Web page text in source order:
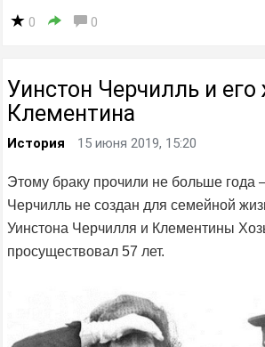
0 0
Уинстон Черчилль и его
Клементина
История 15 июня 2019, 15:20
Этому браку прочили не больше года
Черчилль не создан для семейной
Уинстона Черчилля и Клементины
просуществовал 57 лет.